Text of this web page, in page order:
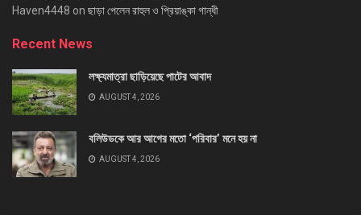
Haven4448 on ছাড়া পেলেন রাহুল ও প্রিয়াঙ্কা গান্ধী
Recent News
লক্ষ্যমাত্রা ছাড়িয়েছে পাটের আবাদ
AUGUST 4, 2026
বলিউডকে আর আগের মতো ‘পরিবার’ মনে হয় না
AUGUST 4, 2026